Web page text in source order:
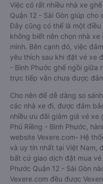
Việc có rất nhiều nhà xe
Quận 12 - Sài Gòn giúp
Đây cũng có thể là một
không biết nên chọn nhà
mình. Bên cạnh đó, việc
yêu thích sau khi đặt vé xe
- Bình Phước ghế ngồi giữa
trực tiếp vẫn chưa được
Cho nên để dễ dàng so
các nhà xe đi, được đảm
nhiều ưu đãi giảm giá vé xe
Phú Riềng - Bình Phước,
website Vexere.com- Hệ
và uy tín nhất tại Việt Nam,
bất cứ giao dịch đặt mua
Phước Quận 12 - Sài Gòn
Vexere.com đều được